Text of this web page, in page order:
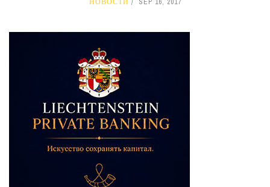
НОВОСТИ SEP 16, 2017